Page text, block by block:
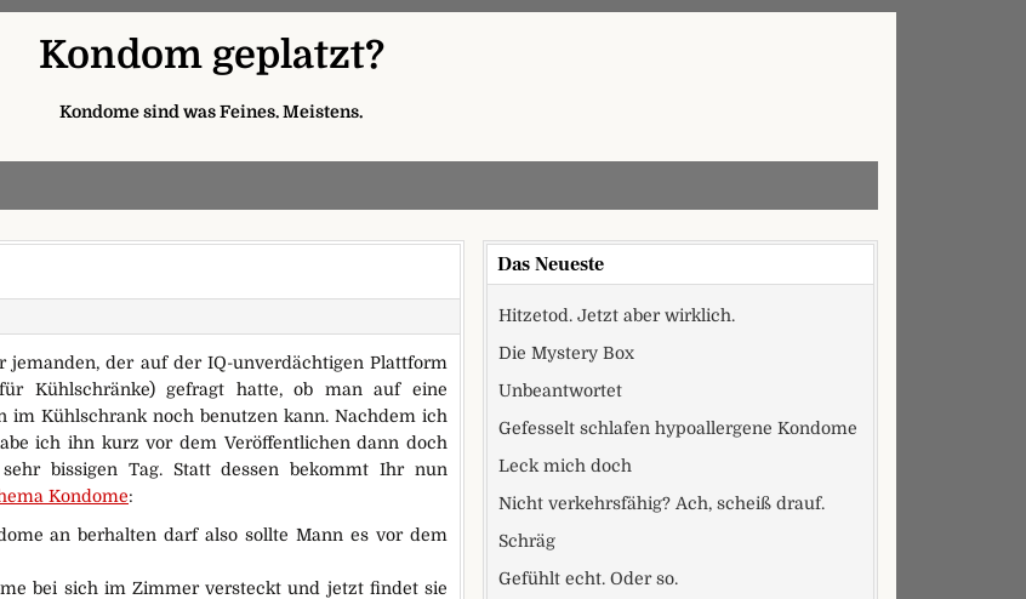
Kondom geplatzt?
Kondome sind was Feines. Meistens.
der auf der IQ-unverdächtigen Plattform
für Kühlschränke) gefragt hatte, ob man auf eine
im Kühlschrank noch benutzen kann. Nachdem ich
ich ihn kurz vor dem Veröffentlichen dann doch
bissigen Tag. Statt dessen bekommt Ihr nun
Kondome:
an berhalten darf also sollte Mann es vor dem
bei sich im Zimmer versteckt und jetzt findet sie
Das Neueste
Hitzetod. Jetzt aber wirklich.
Die Mystery Box
Unbeantwortet
Gefesselt schlafen hypoallergene Kondome
Leck mich doch
Nicht verkehrsfähig? Ach, scheiß drauf.
Schräg
Gefühlt echt. Oder so.